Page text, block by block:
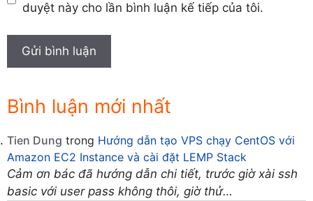
duyệt này cho lần bình luận kế tiếp của tôi.
Bình luận mới nhất
Tien Dung trong Hướng dẫn tạo VPS chạy CentOS với
Amazon EC2 Instance và cài đặt LEMP Stack
Cảm ơn bác đã hướng dẫn chi tiết, trước giờ xài ssh
basic với user pass không thôi, giờ thử…